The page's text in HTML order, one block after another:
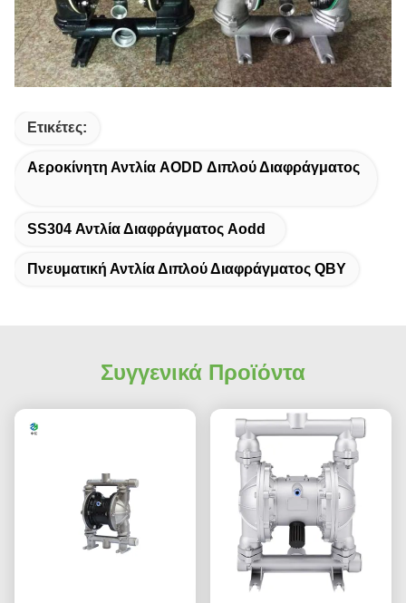
Ετικέτες:
Αεροκίνητη Αντλία AODD Διπλού Διαφράγματος
SS304 Αντλία Διαφράγματος Aodd
Πνευματική Αντλία Διπλού Διαφράγματος QBY
Συγγενικά Προϊόντα